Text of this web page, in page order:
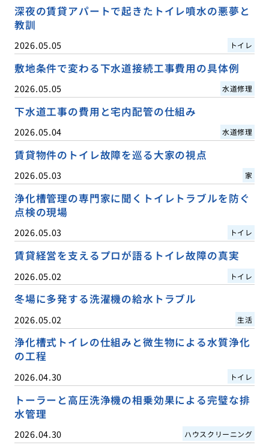
深夜の賃貸アパートで起きたトイレ噴水の悪夢と
教訓
2026.05.05 トイレ
敷地条件で変わる下水道接続工事費用の具体例
2026.05.05 水道修理
下水道工事の費用と宅内配管の仕組み
2026.05.04 水道修理
賃貸物件のトイレ故障を巡る大家の視点
2026.05.03 家
浄化槽管理の専門家に聞くトイレトラブルを防ぐ
点検の現場
2026.05.03 トイレ
賃貸経営を支えるプロが語るトイレ故障の真実
2026.05.02 トイレ
冬場に多発する洗濯機の給水トラブル
2026.05.02 生活
浄化槽式トイレの仕組みと微生物による水質浄化
の工程
2026.04.30 トイレ
トーラーと高圧洗浄機の相乗効果による完璧な排
水管理
2026.04.30 ハウスクリーニング